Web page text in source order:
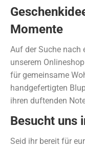
Momente
Auf der Suche nach
unserem
für gemeinsame
handgefertigten
ihren duftenden
Besucht uns
Seid ihr bereit für